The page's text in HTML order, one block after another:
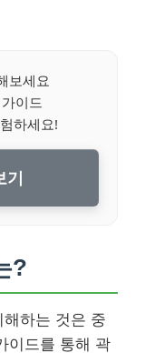
보세요
이드
하세요!
기
?
하는 것은 중
이드를 통해 곽